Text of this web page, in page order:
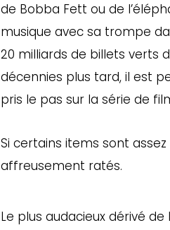
de Bobba Fett ou de
musique avec sa trompe
20 milliards de billets verts
décennies plus tard, il est
pris le pas sur la série de
Si certains items sont
affreusement ratés.
Le plus audacieux dérivé de